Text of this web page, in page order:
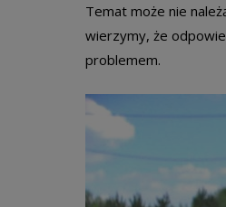
Temat może nie
wierzymy, że
problemem.